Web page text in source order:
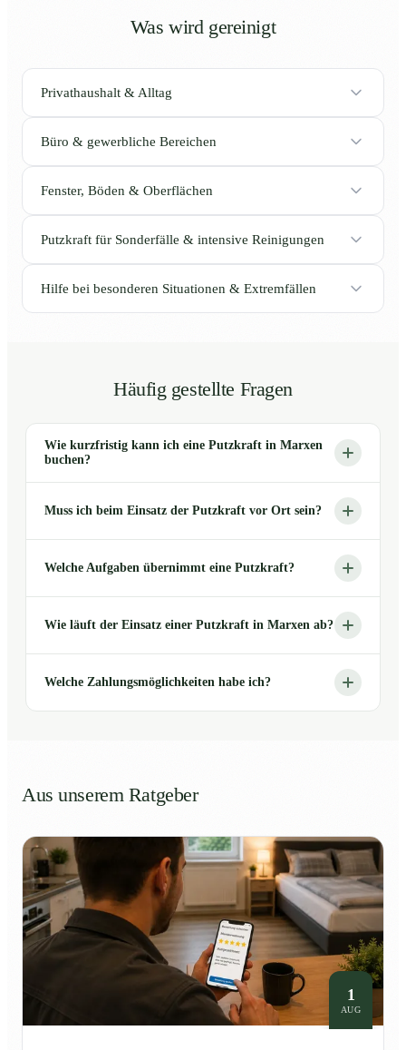
Was wird gereinigt
Privathaushalt & Alltag
Büro & gewerbliche Bereichen
Fenster, Böden & Oberflächen
Putzkraft für Sonderfälle & intensive Reinigungen
Hilfe bei besonderen Situationen & Extremfällen
Häufig gestellte Fragen
Wie kurzfristig kann ich eine Putzkraft in Marxen
buchen?
Muss ich beim Einsatz der Putzkraft vor Ort sein?
Welche Aufgaben übernimmt eine Putzkraft?
Wie läuft der Einsatz einer Putzkraft in Marxen ab?
Welche Zahlungsmöglichkeiten habe ich?
Aus unserem Ratgeber
1
AUG